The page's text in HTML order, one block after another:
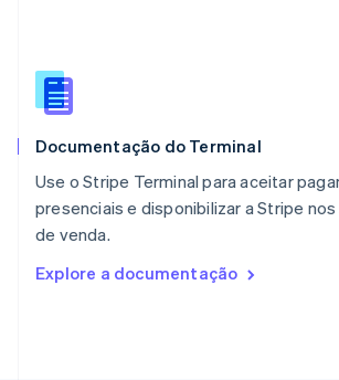
Documentação do Terminal
Use o Stripe Terminal para aceitar
presenciais e disponibilizar a Stripe
de venda.
Explore a documentação
Portugal
Português
English简体中文
Reino Unido
English
República Tcheca
English
English